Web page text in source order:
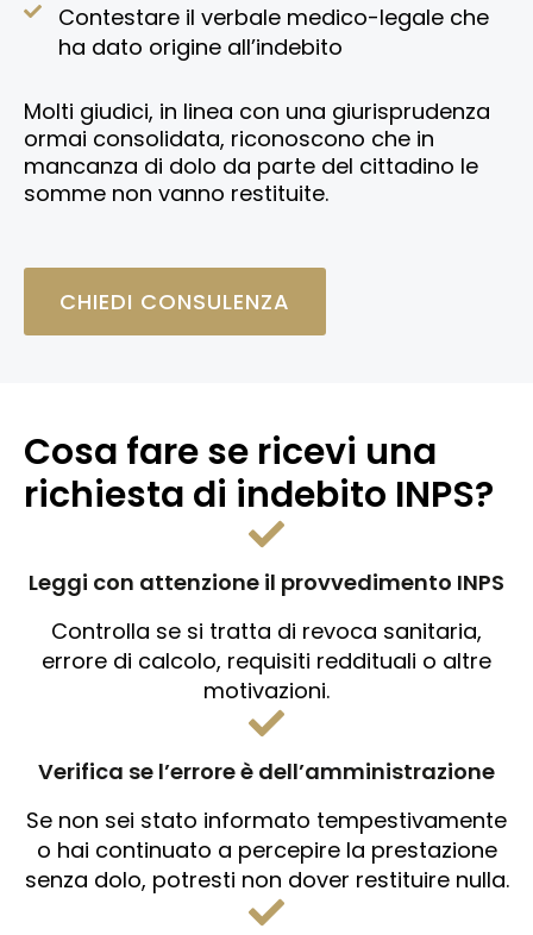
Contestare il verbale medico-legale che
ha dato origine all’indebito
Molti giudici, in linea con una giurisprudenza
ormai consolidata, riconoscono che in
mancanza di dolo da parte del cittadino le
somme non vanno restituite.
CHIEDI CONSULENZA
Cosa fare se ricevi una
richiesta di indebito INPS?
Leggi con attenzione il provvedimento INPS
Controlla se si tratta di revoca sanitaria,
errore di calcolo, requisiti reddituali o altre
motivazioni.
Verifica se l’errore è dell’amministrazione
Se non sei stato informato tempestivamente
o hai continuato a percepire la prestazione
senza dolo, potresti non dover restituire nulla.